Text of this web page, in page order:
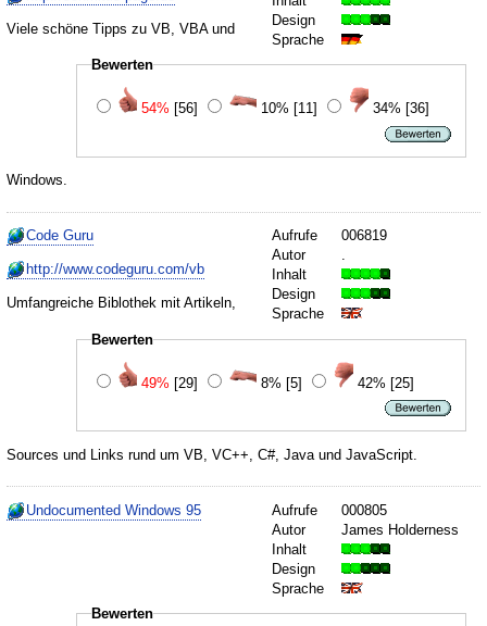
Design
Sprache
Bewerten
54% [56] 10% [11] 34% [36]
Viele schöne Tipps zu VB, VBA und
Windows.
Aufrufe
006819
Autor
.
Inhalt
Design
Sprache
Bewerten
49% [29] 8% [5] 42% [25]
Code Guru
http://www.codeguru.com/vb
Umfangreiche Biblothek mit Artikeln,
Sources und Links rund um VB, VC++, C#, Java und JavaScript.
Aufrufe
000805
Autor
James Holderness
Inhalt
Design
Sprache
Bewerten
Undocumented Windows 95